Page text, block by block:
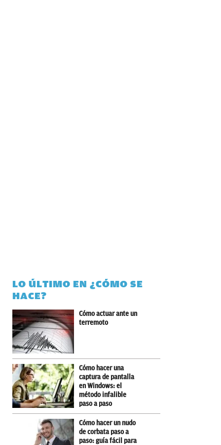
LO ÚLTIMO EN ¿CÓMO SE
HACE?
Cómo actuar ante un
terremoto
Cómo hacer una
captura de pantalla
en Windows: el
método infalible
paso a paso
Cómo hacer un nudo
de corbata paso a
paso: guía fácil para